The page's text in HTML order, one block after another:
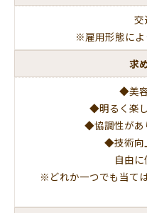
交
※雇用形態によ
求
◆美
◆明るく楽
◆協調性があ
◆技術向
自由
※どれか一つでも当て